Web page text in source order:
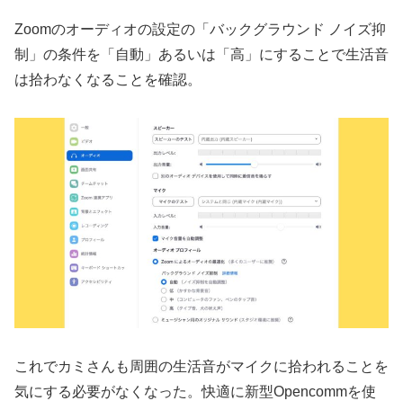
Zoomのオーディオの設定の「バックグラウンド ノイズ抑
制」の条件を「自動」あるいは「高」にすることで生活音
は拾わなくなることを確認。
これでカミさんも周囲の生活音がマイクに拾われることを
気にする必要がなくなった。快適に新型Opencommを使